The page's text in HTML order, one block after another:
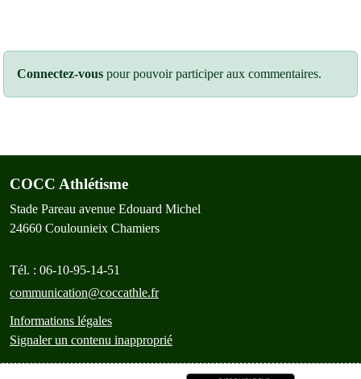
Connectez-vous pour pouvoir participer aux commentaires.
COCC Athlétisme
Stade Pareau avenue Edouard Michel
24660 Coulounieix Chamiers
Tél. : 06-10-95-14-51
communication@coccathle.fr
Informations légales
Signaler un contenu inapproprié